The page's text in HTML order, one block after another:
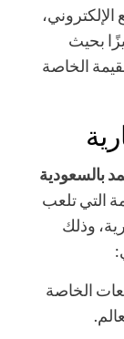
بحيث
الخاصة
بالسعودية
التي تلعب
وذلك
الخاصة